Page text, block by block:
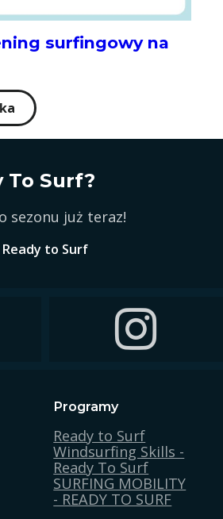
surfingowy na
To Surf?
sezonu już teraz!
to Surf
To Surf on FacebookFollow Ready
Programy
Ready to Surf
Windsurfing Skills -
Ready To Surf
SURFING MOBILITY
- READY TO SURF